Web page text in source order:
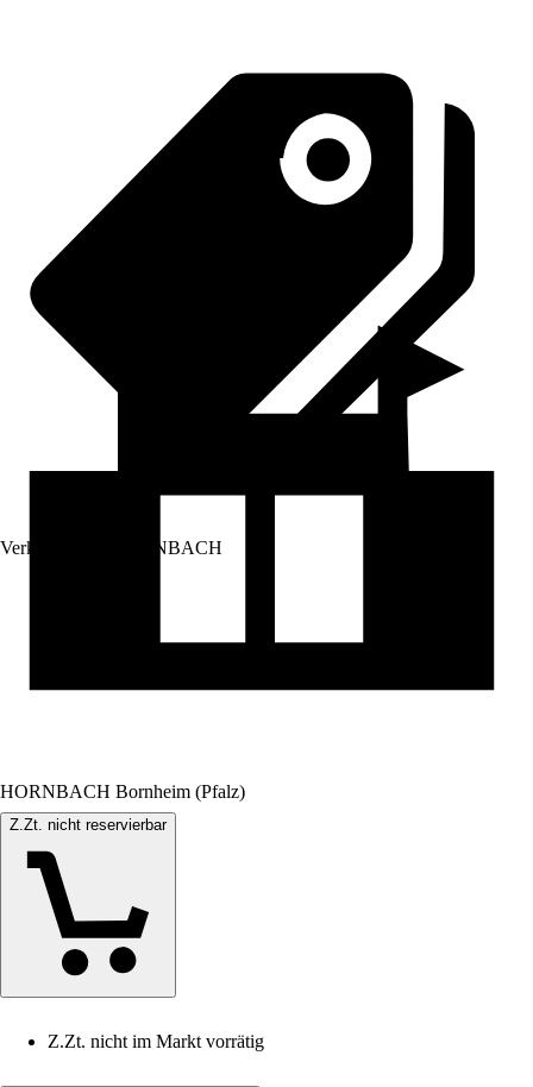
Verkauf durch: HORNBACH
HORNBACH Bornheim (Pfalz)
Z.Zt. nicht reservierbar
Z.Zt. nicht im Markt vorrätig